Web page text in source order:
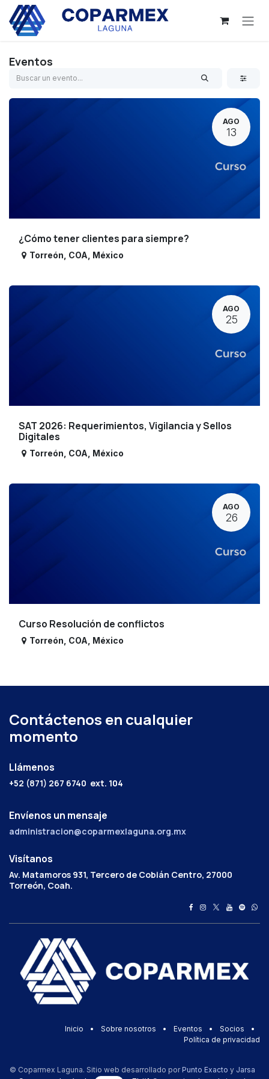
Ir al contenido
Eventos
AGO
13
¿Cómo tener clientes para siempre?
Torreón COA México
AGO
25
SAT 2026: Requerimientos, Vigilancia y Sellos
Digitales
Torreón COA México
AGO
26
Curso Resolución de conflictos
Torreón COA México
Contáctenos en cualquier
momento
Llámenos
+52 (871) 267 6740 ext. 104
Envíenos un mensaje
administracion@coparmexlaguna.org.mx
Visítanos
Av. Matamoros 931, Tercero de Cobián Centro, 27000
Torreón, Coah.
Inicio • Sobre nosotros • Eventos • Socios
•
Política de privacidad
© Coparmex Laguna. Sitio web desarrollado por Punto Exacto y Jarsa